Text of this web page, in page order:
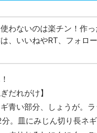
わないのは楽チン！作
、いいねやRT、フォロ
だれがけ】
青い部分、しょうが。
。皿にみじん切り長ネギ